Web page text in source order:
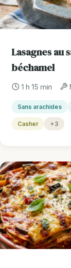
Lasagnes au
béchamel
1 h 15 min
Sans arachides
Casher +3